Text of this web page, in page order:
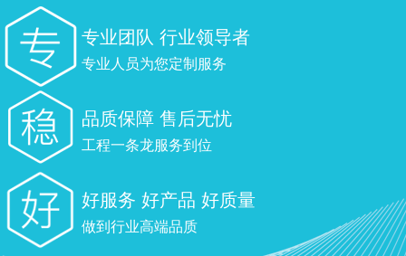
专业团队 行业领导者
专业人员为您定制服务
品质保障 售后无忧
工程一条龙服务到位
好服务 好产品 好质量
做到行业高端品质